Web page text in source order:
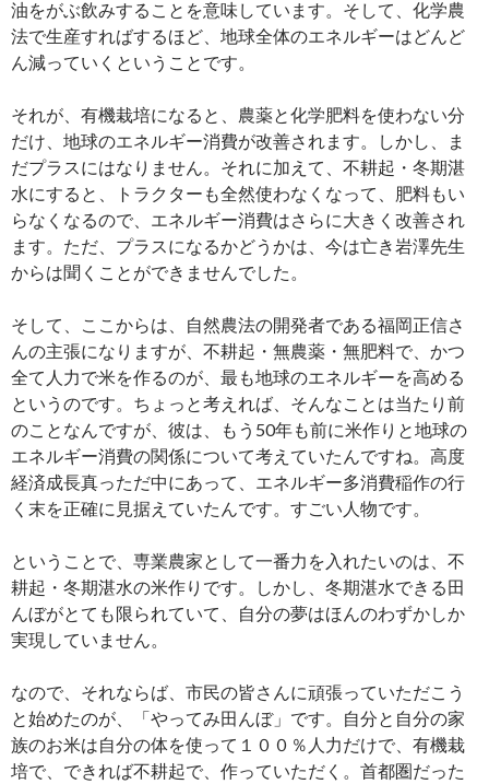
油をがぶ飲みすることを意味しています。そして、化学農
法で生産すればするほど、地球全体のエネルギーはどんど
ん減っていくということです。
それが、有機栽培になると、農薬と化学肥料を使わない分
だけ、地球のエネルギー消費が改善されます。しかし、ま
だプラスにはなりません。それに加えて、不耕起・冬期湛
水にすると、トラクターも全然使わなくなって、肥料もい
らなくなるので、エネルギー消費はさらに大きく改善され
ます。ただ、プラスになるかどうかは、今は亡き岩澤先生
からは聞くことができませんでした。
そして、ここからは、自然農法の開発者である福岡正信さ
んの主張になりますが、不耕起・無農薬・無肥料で、かつ
全て人力で米を作るのが、最も地球のエネルギーを高める
というのです。ちょっと考えれば、そんなことは当たり前
のことなんですが、彼は、もう50年も前に米作りと地球の
エネルギー消費の関係について考えていたんですね。高度
経済成長真っただ中にあって、エネルギー多消費稲作の行
く末を正確に見据えていたんです。すごい人物です。
ということで、専業農家として一番力を入れたいのは、不
耕起・冬期湛水の米作りです。しかし、冬期湛水できる田
んぼがとても限られていて、自分の夢はほんのわずかしか
実現していません。
なので、それならば、市民の皆さんに頑張っていただこう
と始めたのが、「やってみ田んぼ」です。自分と自分の家
族のお米は自分の体を使って１００％人力だけで、有機栽
培で、できれば不耕起で、作っていただく。首都圏だった